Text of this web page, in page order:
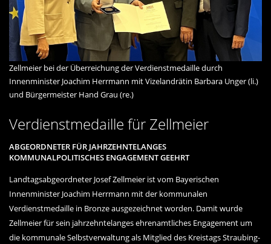
Zellmeier bei der Überreichung der Verdienstmedaille durch
Innenminister Joachim Herrmann mit Vizelandrätin Barbara Unger (li.)
und Bürgermeister Hand Grau (re.)
Verdienstmedaille für Zellmeier
ABGEORDNETER FÜR JAHRZEHNTELANGES
KOMMUNALPOLITISCHES ENGAGEMENT GEEHRT
Landtagsabgeordneter Josef Zellmeier ist vom Bayerischen
Innenminister Joachim Herrmann mit der kommunalen
Verdienstmedaille in Bronze ausgezeichnet worden. Damit wurde
Zellmeier für sein jahrzehntelanges ehrenamtliches Engagement um
die kommunale Selbstverwaltung als Mitglied des Kreistags Straubing-